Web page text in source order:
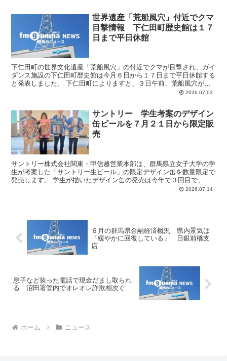
世界遺産「荒船風穴」付近でクマ
目撃情報 下仁田町歴史館は１７
日まで平日休館
下仁田町の世界文化遺産「荒船風穴」の付近でクマが目撃され、ガイ
ダンス施設の下仁田町歴史館は今月６日から１７日まで平日休館する
と発表しました。 下仁田町によりますと、３日午前、荒船風穴があ
る下仁田町南野牧などでクマの目撃情報があり、現在も捕獲...2026.07.03
サントリー 学生考案のデザイン
缶ビールを７月２１日から限定販
売
サントリー株式会社関東・甲信越営業本部は、群馬県立女子大学の学
生が考案した「サントリー生ビール」の限定デザイン缶を数量限定で
発売します。 学生が描いたデザイン缶の発売は今年で３回目で、今
月２１日から県内のスーパー、量販店、土産店などであわせ...2026.07.14
６月の群馬県金融経済概況 県内景気は
「緩やかに回復している」 日銀前橋支
店
息子など装った電話で現金だまし取られ
る 沼田署管内でオレオレ詐欺相次ぐ
ホーム ニュース